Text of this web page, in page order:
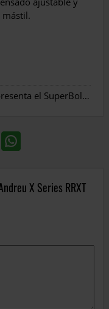
JHS presenta el SuperBolt V2
X Series RRXT